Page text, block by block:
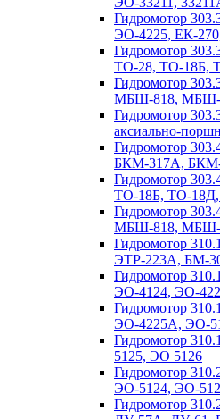
Гидромотор
ЭО-4225, ЕК-
Гидромотор
ТО-28, ТО-18Б,
Гидромотор
МБШ-818, МБШ-
Гидромотор
аксиально-
Гидромотор
БКМ-317А,
Гидромотор
ТО-18Б, ТО-
Гидромотор
МБШ-818, МБШ-
Гидромотор
ЭТР-223А, БМ-
Гидромотор
ЭО-4124, ЭО-
Гидромотор
ЭО-4225А, ЭО-
Гидромотор
5125, ЭО 5126
Гидромотор
ЭО-5124, ЭО-
Гидромотор